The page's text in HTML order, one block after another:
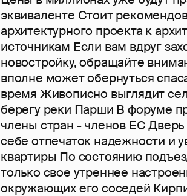
эквиваленте Стоит
архитектурного проекта к
источникам Если вам вдруг
новостройку, обращайте
вполне может обернуться
время Живописно выглядит
берегу реки Парши В форуме
члены стран - членов ЕС
себе отпечаток надежности и
квартиры По состоянию
только свое утреннее
окружающих его соседей